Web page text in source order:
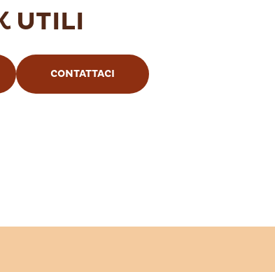
UTILI
CONTATTACI